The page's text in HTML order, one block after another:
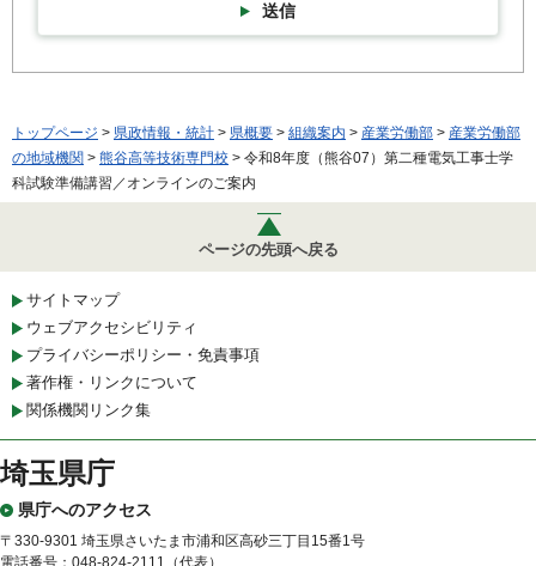
送信
トップページ > 県政情報・統計 > 県概要 > 組織案内 > 産業労働部 > 産業労働部
の地域機関 > 熊谷高等技術専門校 > 令和8年度（熊谷07）第二種電気工事士学
科試験準備講習／オンラインのご案内
ページの先頭へ戻る
サイトマップ
ウェブアクセシビリティ
プライバシーポリシー・免責事項
著作権・リンクについて
関係機関リンク集
埼玉県庁
県庁へのアクセス
〒330-9301 埼玉県さいたま市浦和区高砂三丁目15番1号
電話番号：048-824-2111（代表）